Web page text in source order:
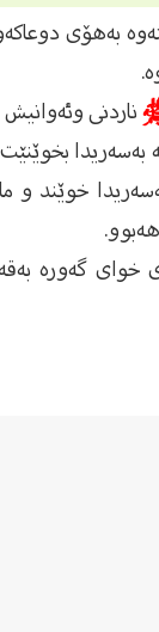
بەهۆى
ناردنى
بەسەریدا
خوێند و
خواى گەورە